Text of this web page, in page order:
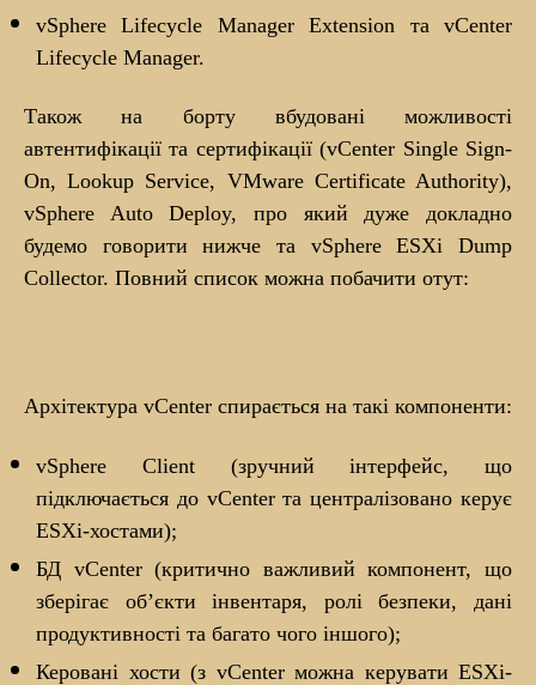
vSphere Lifecycle Manager Extension та vCenter
Lifecycle Manager.
Також на борту вбудовані можливості
автентифікації та сертифікації (vCenter Single Sign-
On, Lookup Service, VMware Certificate Authority),
vSphere Auto Deploy, про який дуже докладно
будемо говорити нижче та vSphere ESXi Dump
Collector. Повний список можна побачити отут:
Архітектура vCenter спирається на такі компоненти:
vSphere Client (зручний інтерфейс, що
підключається до vCenter та централізовано керує
ESXi-хостами);
БД vCenter (критично важливий компонент, що
зберігає об’єкти інвентаря, ролі безпеки, дані
продуктивності та багато чого іншого);
Керовані хости (з vCenter можна керувати ESXi-